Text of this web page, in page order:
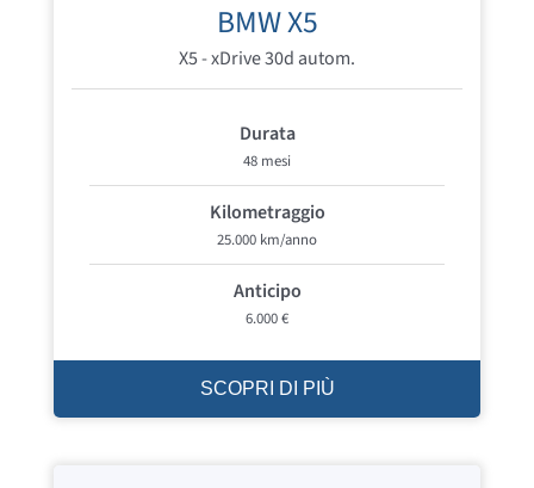
BMW X5
X5 - xDrive 30d autom.
Durata
48 mesi
Kilometraggio
25.000 km/anno
Anticipo
6.000 €
SCOPRI DI PIÙ